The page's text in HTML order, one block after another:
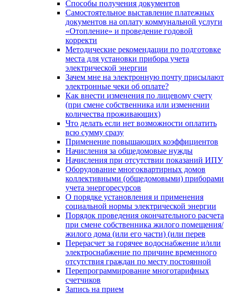
Способы получения документов
Самостоятельное выставление платежных
документов на оплату коммунальной услуги
«Отопление» и проведение годовой
корректи
Методические рекомендации по подготовке
места для установки прибора учета
электрической энергии
Зачем мне на электронную почту присылают
электронные чеки об оплате?
Как внести изменения по лицевому счету
(при смене собственника или изменении
количества проживающих)
Что делать если нет возможности оплатить
всю сумму сразу
Применение повышающих коэффициентов
Начисления за общедомовые нужды
Начисления при отсутствии показаний ИПУ
Оборудование многоквартирных домов
коллективными (общедомовыми) приборами
учета энергоресурсов
О порядке установления и применения
социальной нормы электрической энергии
Порядок проведения окончательного расчета
при смене собственника жилого помещения/
жилого дома (или его части) (или перев
Перерасчет за горячее водоснабжение и/или
электроснабжение по причине временного
отсутствия граждан по месту постоянной
Перепрограммирование многотарифных
счетчиков
Запись на прием